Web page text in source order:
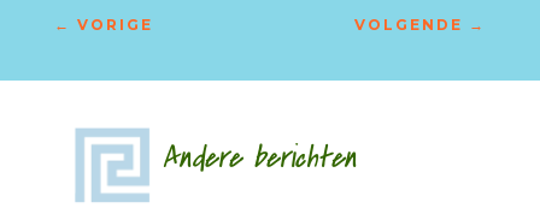
← VORIGE VOLGENDE →
Andere berichten